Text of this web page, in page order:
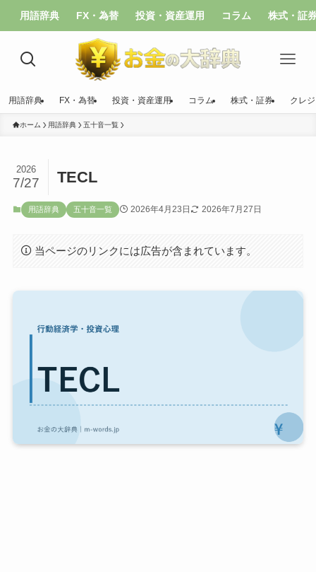
用語辞典 FX・為替 投資・資産運用 コラム 株式・証
用語辞典 FX・為替 投資・資産運用 コラム 株式・証券 クレ
ホーム 用語辞典 五十音一覧
TECL
2026
7/27
用語辞典 五十音一覧 2026年4月23日 2026年7月27日
当ページのリンクには広告が含まれています。